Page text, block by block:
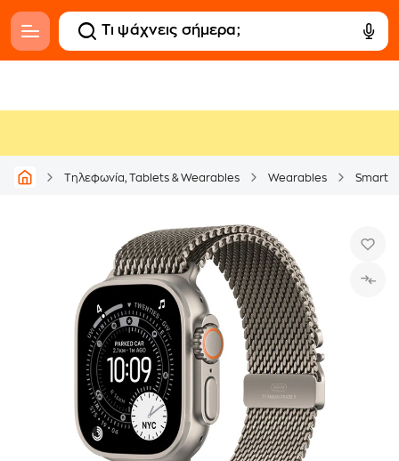
Τηλεφωνία, Tablets & Wearables Wearables